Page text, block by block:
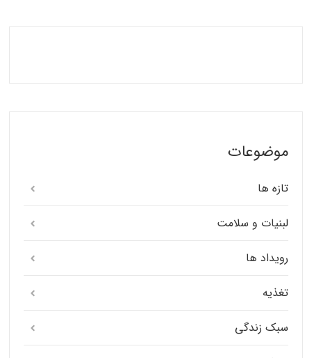
موضوعات
تازه ها
لبنیات و سلامت
رویداد ها
تغذیه
سبک زندگی